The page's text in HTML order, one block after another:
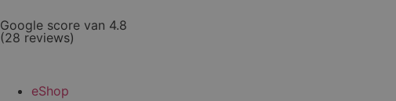
Google score van 4.8
(28 reviews)
eShop